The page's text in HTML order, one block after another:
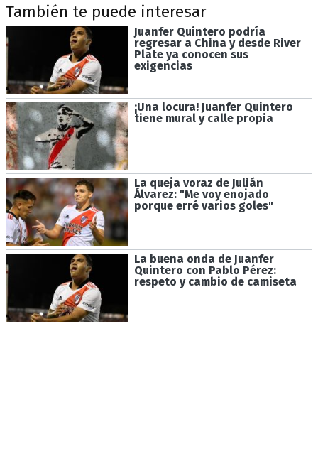
También te puede interesar
Juanfer Quintero podría
regresar a China y desde River
Plate ya conocen sus
exigencias
¡Una locura! Juanfer Quintero
tiene mural y calle propia
La queja voraz de Julián
Álvarez: "Me voy enojado
porque erré varios goles"
La buena onda de Juanfer
Quintero con Pablo Pérez:
respeto y cambio de camiseta